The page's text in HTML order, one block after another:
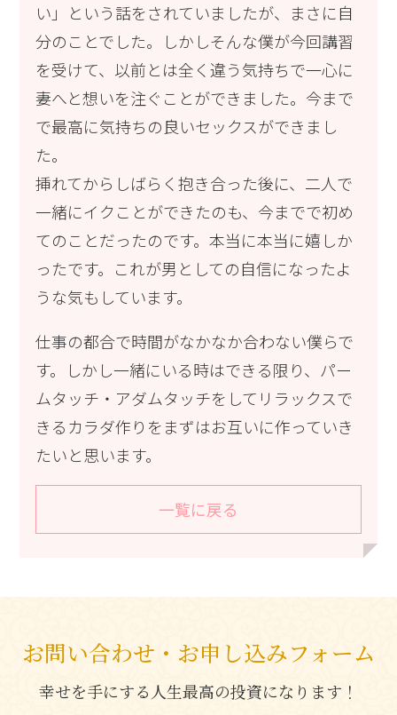
い」という話をされていましたが、まさに自
分のことでした。しかしそんな僕が今回講習
を受けて、以前とは全く違う気持ちで一心に
妻へと想いを注ぐことができました。今まで
で最高に気持ちの良いセックスができまし
た。
挿れてからしばらく抱き合った後に、二人で
一緒にイクことができたのも、今までで初め
てのことだったのです。本当に本当に嬉しか
ったです。これが男としての自信になったよ
うな気もしています。
仕事の都合で時間がなかなか合わない僕らで
す。しかし一緒にいる時はできる限り、パー
ムタッチ・アダムタッチをしてリラックスで
きるカラダ作りをまずはお互いに作っていき
たいと思います。
一覧に戻る
お問い合わせ・お申し込みフォーム
幸せを手にする人生最高の投資になります！